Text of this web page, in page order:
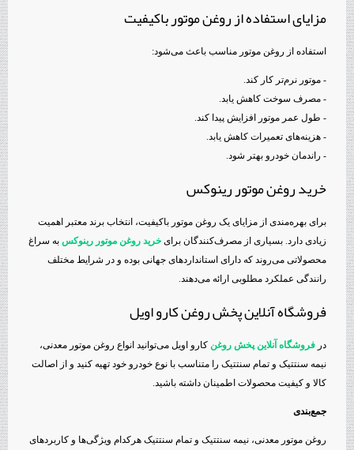
مزایای استفاده از روغن موتور باکیفیت
استفاده از روغن موتور مناسب باعث می‌شود:
- موتور نرم‌تر کار کند.
- مصرف سوخت کاهش یابد.
- طول عمر موتور افزایش پیدا کند.
- هزینه‌های تعمیرات کاهش یابد.
- راندمان خودرو بهتر شود.
خرید روغن موتور رینوکس
برای بهره‌مندی از مزایای یک روغن موتور باکیفیت، انتخاب برند معتبر اهمیت
زیادی دارد. بسیاری از مصرف‌کنندگان برای خرید روغن موتور رینوکس به سراغ
محصولاتی می‌روند که دارای استانداردهای جهانی بوده و در شرایط مختلف
رانندگی عملکرد مطلوبی ارائه می‌دهند.
فروشگاه آنلاین پخش روغن کارو اویل
در فروشگاه آنلاین پخش روغن کارو اویل می‌توانید انواع روغن موتور معدنی،
نیمه سنتتیک و تمام سنتتیک را متناسب با نوع خودرو خود تهیه کنید و از اصالت
کالا و کیفیت محصولات اطمینان داشته باشید.
جمع‌بندی
روغن موتور معدنی، نیمه سنتتیک و تمام سنتتیک هرکدام ویژگی‌ها و کاربردهای